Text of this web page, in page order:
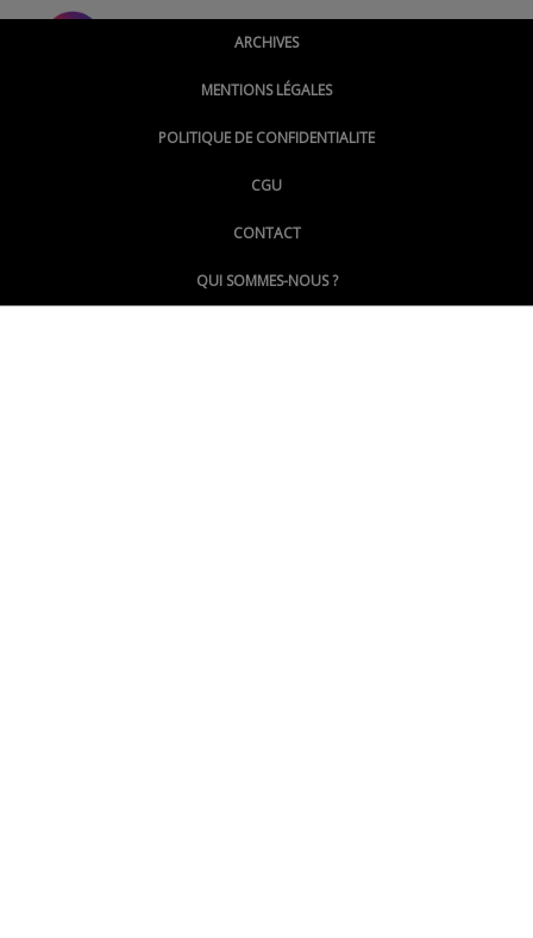
@montpellierpoinginfo
@LePoingMontpellier
ARCHIVES
MENTIONS LÉGALES
POLITIQUE DE CONFIDENTIALITE
CGU
CONTACT
QUI SOMMES-NOUS ?